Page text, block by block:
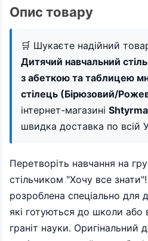
Опис товару
🛒 Шукаєте надійний
Дитячий навчальний
з абеткою та таблицею
стілець (Бірюзовий/
інтернет-магазині
швидка доставка по всій
Перетворіть навчання на
стільчиком "Хочу все
розроблена спеціально для
які готуються до школи або
граніт науки. Оригінальний